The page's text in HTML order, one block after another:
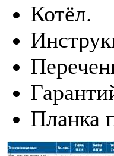
Котёл.
Планка